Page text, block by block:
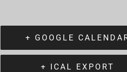
+ GOOGLE
+ ICAL EXPORT